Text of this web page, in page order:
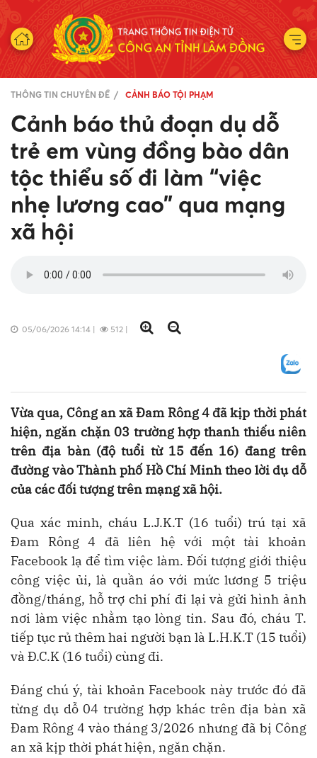
THÔNG TIN CHUYÊN ĐỀ CẢNH BÁO TỘI PHẠM
Cảnh báo thủ đoạn dụ dỗ
trẻ em vùng đồng bào dân
tộc thiểu số đi làm “việc
nhẹ lương cao” qua mạng
xã hội
05/06/2026 14:14 | 512 |
Vừa qua, Công an xã Đam Rông 4 đã kịp thời phát
hiện, ngăn chặn 03 trường hợp thanh thiếu niên
trên địa bàn (độ tuổi từ 15 đến 16) đang trên
đường vào Thành phố Hồ Chí Minh theo lời dụ dỗ
của các đối tượng trên mạng xã hội.
Qua xác minh, cháu L.J.K.T (16 tuổi) trú tại xã
Đam Rông 4 đã liên hệ với một tài khoản
Facebook lạ để tìm việc làm. Đối tượng giới thiệu
công việc ủi, là quần áo với mức lương 5 triệu
đồng/tháng, hỗ trợ chi phí đi lại và gửi hình ảnh
nơi làm việc nhằm tạo lòng tin. Sau đó, cháu T.
tiếp tục rủ thêm hai người bạn là L.H.K.T (15 tuổi)
và Đ.C.K (16 tuổi) cùng đi.
Đáng chú ý, tài khoản Facebook này trước đó đã
từng dụ dỗ 04 trường hợp khác trên địa bàn xã
Đam Rông 4 vào tháng 3/2026 nhưng đã bị Công
an xã kịp thời phát hiện, ngăn chặn.